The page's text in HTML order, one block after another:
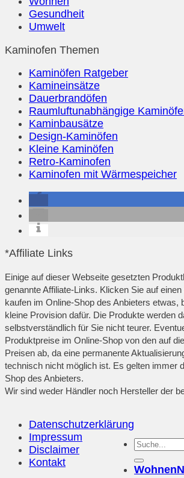
Gesundheit
Umwelt
Kaminofen Themen
Kaminöfen Ratgeber
Kamineinsätze
Dauerbrandöfen
Raumluftunabhängige
Kaminbausätze
Design-Kaminöfen
Kleine Kaminöfen
Retro-Kaminofen
Kaminofen mit Wärmespeicher
*Affiliate Links
Einige auf dieser Webseite gesetzten
genannte Affiliate-Links. Klicken Sie auf einen
kaufen im Online-Shop des Anbieters etwas,
kleine Provision dafür. Die Produkte werden
selbstverständlich für Sie nicht teurer.
Produktpreise im Online-Shop von den auf
Preisen ab, da eine permanente
technisch nicht möglich ist. Es gelten immer
Shop des Anbieters.
Wir sind weder Händler noch Hersteller der
Datenschutzerklärung
Impressum
Disclaimer
Kontakt
Wohnen